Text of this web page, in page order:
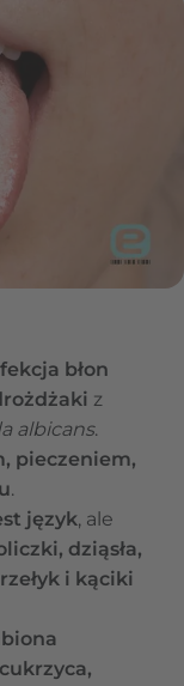
błon
z
albicans.
pieczeniem,
.
język, ale
dziąsła,
i kąciki